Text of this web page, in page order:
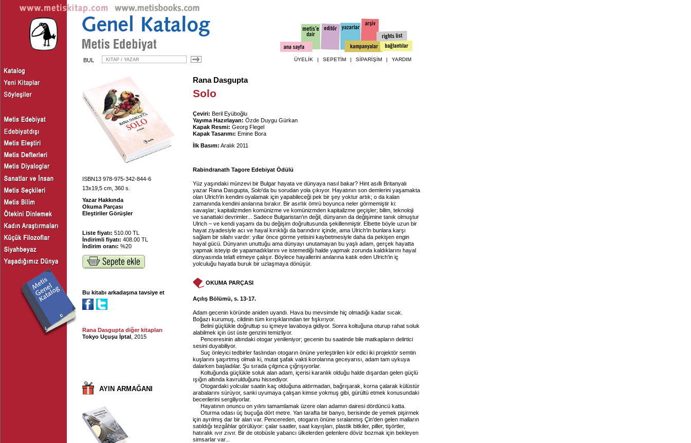
BUL ÜYELİK | SEPETİM | SİPARİŞİM | YARDIM
ISBN13 978-975-342-844-6
13x19,5 cm, 360 s.
Yazar Hakkında
Okuma Parçası
Eleştiriler Görüşler
Liste fiyatı: 510.00 TL
İndirimli fiyatı: 408.00 TL
İndirim oranı: %20
Bu kitabı arkadaşına tavsiye et
Rana Dasgupta diğer kitapları
Tokyo Uçuşu İptal , 2015
AYIN ARMAĞANI
Rana Dasgupta
Solo
Çeviri: Beril Eyüboğlu
Yayıma Hazırlayan: Özde Duygu Gürkan
Kapak Resmi: Georg Flegel
Kapak Tasarımı: Emine Bora
İlk Basım: Aralık 2011
Rabindranath Tagore Edebiyat Ödülü
Yüz yaşındaki münzevi bir Bulgar hayata ve dünyaya nasıl bakar? Hint asıllı Britanyalı
yazar Rana Dasgupta, Solo'da bu sorudan yola çıkıyor. Hayatının son demlerini yaşamakta
olan Ulrich'in kendini oyalamak için yapabileceği pek bir şey yoktur artık; o da kalan
zamanında kendini anılarına bırakır. Bir asırlık ömrü boyunca neler görmemiştir ki:
savaşlar; kapitalizmden komünizme ve komünizmden kapitalizme geçişler; bilim, teknoloji
ve sanattaki devrimler... Sadece Bulgaristan'ın değil, dünyanın da değişimine tanık olmuştur
Ulrich – ve kendi yaşamı da bu değişim doğrultusunda şekillenmiştir. Elbette böyle uzun bir
hayat ziyadesiyle acı ve hayal kırıklığı da barındırır içinde, ama Ulrich'in bunlara karşı
sağlam bir silahı vardır: yıllar önce görme yetisini kaybetmesiyle daha da pekişen engin
hayal gücü. Dünyanın unuttuğu ama dünyayı unutamayan bu yaşlı adam, gerçek hayatta
yapmak isteyip de yapamadıklarını ve istemediği halde yapmak zorunda kaldıklarını hayal
dünyasında telafi etmeye çalışır. Böylece hayallerini anılarına katık eden Ulrich'in iç
yolculuğu hayatla buruk bir uzlaşmaya dönüşür.
OKUMA PARÇASI
Açılış Bölümü, s. 13-17.
Adam gecenin köründe aniden uyandı. Hava bu mevsimde hiç olmadığı kadar sıcak.
Boğazı kurumuş, cildinin tüm kırışıklarından ter fışkırıyor.
Belini güçlükle doğrultup su içmeye lavaboya gidiyor. Sonra koltuğuna oturup rahat soluk
alabilmek için üst üste genzini temizliyor.
Penceresinin altındaki otogar yenileniyor; gecenin bu saatinde bile matkapların delirtici
sesini duyabiliyor.
Suç önleyici tedbirler faslından otogarın önüne yerleştirilen kör edici iki projektör semtin
kuşlarını şaşırtmış olmalı ki, mutat şafak vakti korolarına geceyarısı, adam tam uykuya
dalarken başladılar. Şu sırada çılgınca çığrışıyorlar.
Koltuğunda güçlükle soluk alan adam, içerisi karanlık olduğu halde dışardan gelen güçlü
ışığın altında kavrulduğunu hissediyor.
Otogardaki yolcular saatin kaç olduğuna aldırmadan, bağrışarak, korna çalarak külüstür
arabalarını sürüyor, sanki uyumaya çalışan kimse yokmuş gibi, gürültü etmek konusundaki
becerilerini sergiliyorlar.
Hayatının onuncu on yılını tamamlamak üzere olan adamın dairesi dördüncü katta.
Oturma odası üç buçuğa dört metre. Yan tarafta bir banyo, berisinde de yemek pişirmek
için ayrılmış dar bir alan var. Pencereden, otogarın önüne sıralanmış Çin'den gelen malların
satıldığı tezgâhlar görülüyor: çalar saatler, saat kayışları, plastik bitkiler, piller, tişörtler,
hatıralık ıvır zıvır. Bir de otobüsle yabancı ülkelerden gelenlere döviz bozmak için bekleyen
simsarlar var...